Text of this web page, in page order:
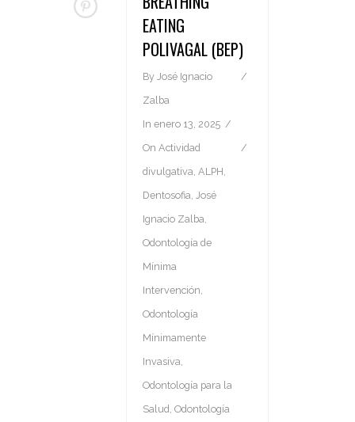
EATING
POLIVAGAL (BEP)
By José Ignacio
Zalba
In enero 13, 2025
On Actividad
divulgativa, ALPH,
Dentosofia, José
Ignacio Zalba,
Odontología de
Mínima
Intervención,
Odontología
Mínimamente
Invasiva,
Odontología para la
Salud, Odontología